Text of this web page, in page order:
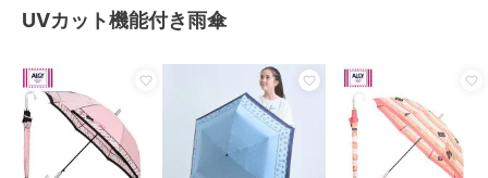
UVカット機能付き雨傘